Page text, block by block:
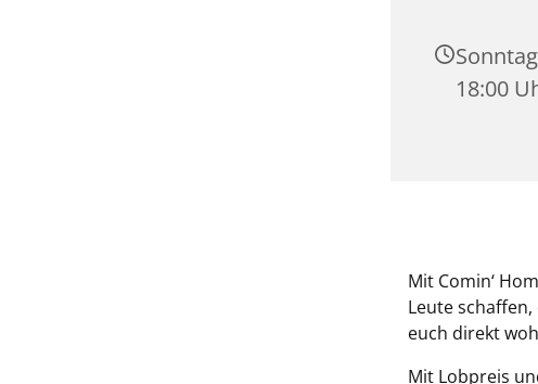
18:00
Mit Comin‘
Leute
euch direkt
Mit Lobpreis